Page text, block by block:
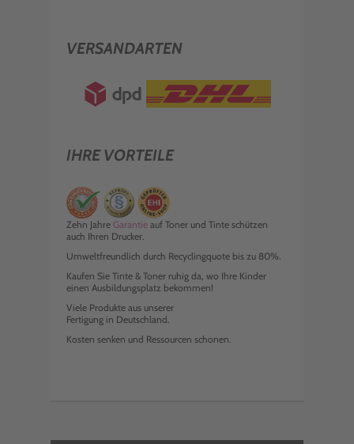
VERSANDARTEN
IHRE VORTEILE
Zehn Jahre Garantie auf Toner und Tinte schützen
auch Ihren Drucker.
Umweltfreundlich durch Recyclingquote bis zu 80%.
Kaufen Sie Tinte & Toner ruhig da, wo Ihre Kinder
einen Ausbildungsplatz bekommen!
Viele Produkte aus unserer
Fertigung in Deutschland.
Kosten senken und Ressourcen schonen.